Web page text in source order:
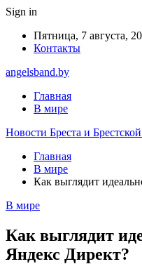
Sign in
Пятница, 7 августа,
Контакты
angelsband.by
Главная
В мире
Новости Бреста и
Главная
В мире
Как выглядит
В мире
Как выглядит
Яндекс Директ?